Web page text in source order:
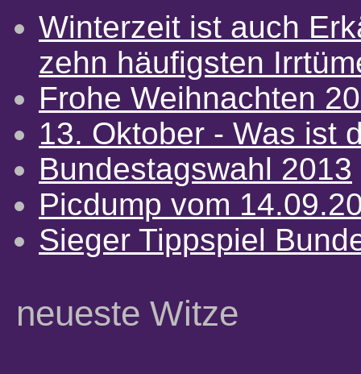
Winterzeit ist auch
zehn häufigsten
Frohe Weihnachten
13. Oktober - Was ist
Bundestagswahl 2013
Picdump vom
Sieger Tippspiel
neueste Witze